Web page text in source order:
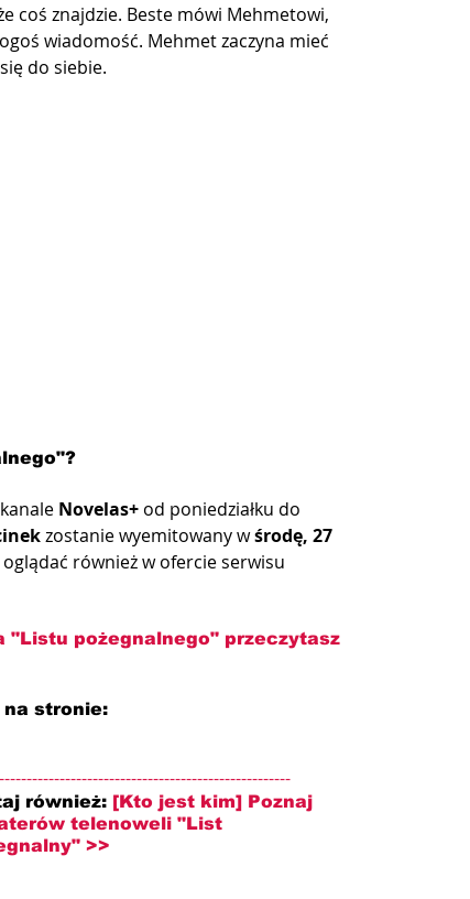
coś znajdzie. Beste mówi Mehmetowi,
wiadomość. Mehmet zaczyna mieć
do siebie.
Novelas+ od poniedziałku do
zostanie wyemitowany w środę, 27
również w ofercie serwisu
"Listu pożegnalnego" przeczytasz
stronie:
również: [Kto jest kim] Poznaj
telenoweli "List
>>